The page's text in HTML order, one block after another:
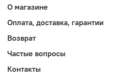
О магазине
Оплата, доставка, гарантии
Возврат
Частые вопросы
Контакты